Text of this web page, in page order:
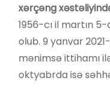
xərçəng
1956-cı il martın
olub. 9 yanvar
mənimsə ittihamı
oktyabrda isə